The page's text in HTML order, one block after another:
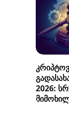
2026: